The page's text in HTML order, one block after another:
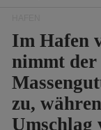
Im Hafen
nimmt der
zu,
Umschlag